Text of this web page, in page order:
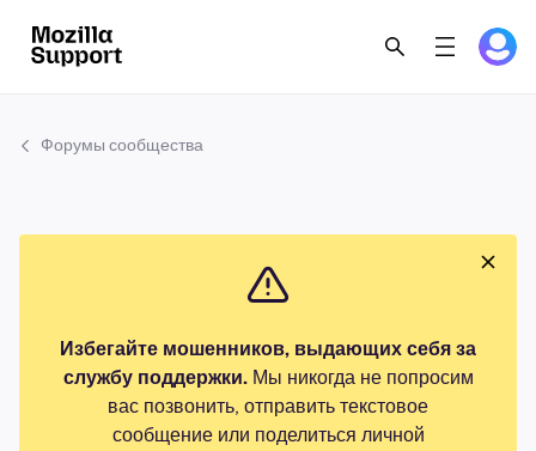
Форумы сообщества
Избегайте мошенников, выдающих себя за
службу поддержки.Мы никогда не попросим
вас позвонить, отправить текстовое
сообщение или поделиться личной